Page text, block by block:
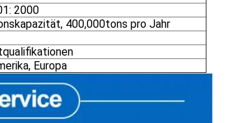
2000
400,000tons pro Jahr
Europa